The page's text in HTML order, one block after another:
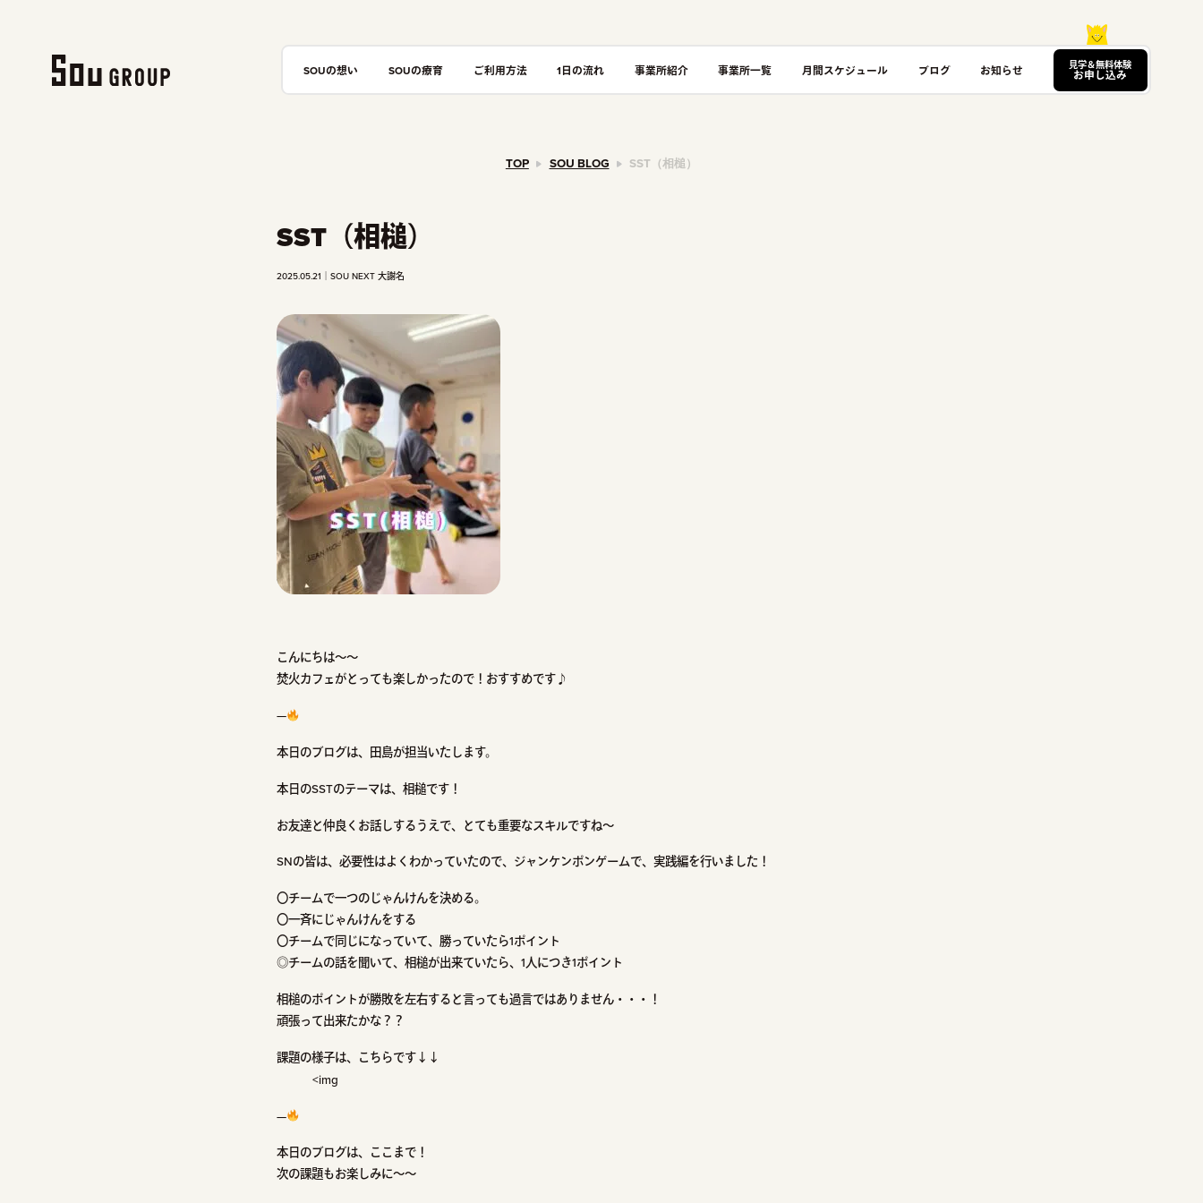
SOUの想い SOUの療育 ご利用方法 1日の流れ 事業所紹介 事業所一覧 月間スケジュール ブログ お知らせ 見学＆無料体験
お申し込み
TOP SOU BLOG SST（相槌）
SST（相槌）
2025.05.21 SOU NEXT 大謝名
こんにちは～～
焚火カフェがとっても楽しかったので！おすすめです♪
—
本日のブログは、田島が担当いたします。
本日のSSTのテーマは、相槌です！
お友達と仲良くお話しするうえで、とても重要なスキルですね～
SNの皆は、必要性はよくわかっていたので、ジャンケンポンゲームで、実践編を行いました！
〇チームで一つのじゃんけんを決める。
〇一斉にじゃんけんをする
〇チームで同じになっていて、勝っていたら1ポイント
◎チームの話を聞いて、相槌が出来ていたら、1人につき1ポイント
相槌のポイントが勝敗を左右すると言っても過言ではありません・・・！
頑張って出来たかな？？
課題の様子は、こちらです↓↓
<img
—
本日のブログは、ここまで！
次の課題もお楽しみに～～